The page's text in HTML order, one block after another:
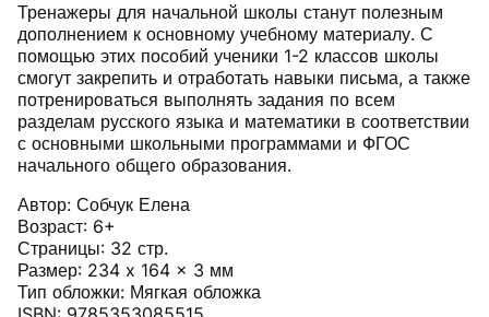
Тренажеры для начальной школы станут полезным
дополнением к основному учебному материалу. С
помощью этих пособий ученики 1-2 классов школы
смогут закрепить и отработать навыки письма, а также
потренироваться выполнять задания по всем
разделам русского языка и математики в соответствии
с основными школьными программами и ФГОС
начального общего образования.
Автор: Собчук Елена
Возраст: 6+
Страницы: 32 стр.
Размер: 234 x 164 x 3 мм
Тип обложки: Мягкая обложка